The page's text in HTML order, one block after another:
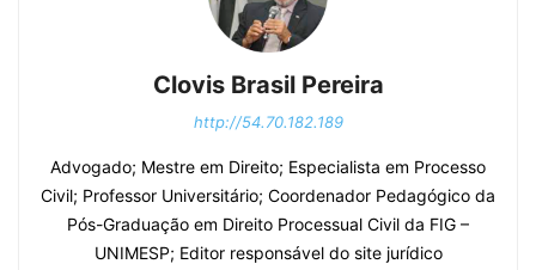
Clovis Brasil Pereira
http://54.70.182.189
Advogado; Mestre em Direito; Especialista em Processo
Civil; Professor Universitário; Coordenador Pedagógico da
Pós-Graduação em Direito Processual Civil da FIG –
UNIMESP; Editor responsável do site jurídico